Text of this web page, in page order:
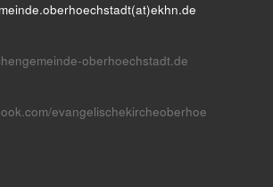
oberhoechstadt.de
evangelischekircheoberhoe